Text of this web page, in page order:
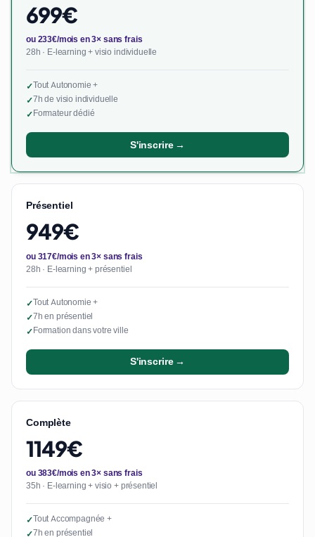
699€
ou 233€/mois en 3× sans frais
28h · E-learning + visio individuelle
✓Tout Autonomie +
✓7h de visio individuelle
✓Formateur dédié
S'inscrire →
Présentiel
949€
ou 317€/mois en 3× sans frais
28h · E-learning + présentiel
✓Tout Autonomie +
✓7h en présentiel
✓Formation dans votre ville
S'inscrire →
Complète
1149€
ou 383€/mois en 3× sans frais
35h · E-learning + visio + présentiel
✓Tout Accompagnée +
✓7h en présentiel